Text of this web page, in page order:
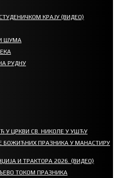
КРАЈУ (ВИДЕО)
ШУМА
РУДНУ
У ЦРКВИ СВ. НИКОЛЕ У УШЋУ
БОЖИЋНИХ ПРАЗНИКА У МАНАСТИРУ
И ТРАКТОРА 2026. (ВИДЕО)
ТОКОМ ПРАЗНИКА